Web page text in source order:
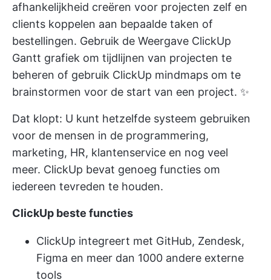
afhankelijkheid creëren voor projecten zelf en
clients koppelen aan bepaalde taken of
bestellingen. Gebruik de Weergave ClickUp
Gantt grafiek om tijdlijnen van projecten te
beheren of gebruik ClickUp mindmaps om te
brainstormen voor de start van een project. ✨
Dat klopt: U kunt hetzelfde systeem gebruiken
voor de mensen in de programmering,
marketing, HR, klantenservice en nog veel
meer. ClickUp bevat genoeg functies om
iedereen tevreden te houden.
ClickUp beste functies
ClickUp integreert met GitHub, Zendesk,
Figma en meer dan 1000 andere externe
tools